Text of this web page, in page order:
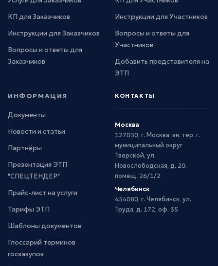
КП для Заказчиков
Инструкции для Заказчиков
Вопросы и ответы для
Заказчиков
Инструкции для Участников
Вопросы и ответы для
Участников
Добавить представителя на
ЭТП
ИНФОРМАЦИЯ
Документы
Новости и статьи
Партнёры
Презентация ЭТП
"СПЕЦТЕНДЕР"
Прайс-лист на услуги
Тарифы ЭТП
Шаблоны документов
Глоссарий терминов
госзакупок
КОНТАКТЫ
Москва
127030, г. Москва, вн. тер. г.
муниципальный округ
Тверской, ул.
Новослободская, д. 20,
помещ. 26/1/2
Челябинск
454080, г. Челябинск, ул.
Труда, д. 172, оф. 35